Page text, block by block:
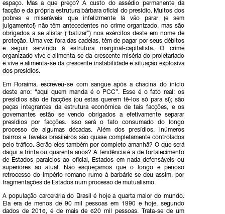
espaço. Mas a que preço? A custo do assédio permanente da
facção e da própria estrutura bárbara oficial do presídio. Muitos dos
pobres e miseráveis que infelizmente lá vão parar (e sem
julgamento!) não têm antecedentes no crime organizado, mas são
obrigados a se alistar (“batizar”) nos exércitos deste em nome de
proteção. Uma vez fora das cadeias, têm de pagar por seus débitos
e seguir servindo à estrutura marginal-capitalista. O crime
organizado vive e alimenta-se da crescente miséria do proletariado
e vive e alimenta-se da crescente instabilidade e situação explosiva
dos presídios.
Em Roraima, escreveu-se com sangue após a chacina do início
deste ano: “aqui quem manda é o PCC”. Esse é o fato real: os
presídios são de facções (ou estas querem tê-los só para si); são
peças integrantes da estrutura econômica de tais facções, e os
governantes estão se vendo obrigados a efetivamente separar
presídios por facções. Isso será o fato consumado do longo
processo de algumas décadas. Além dos presídios, inúmeros
bairros e favelas brasileiros são quase completamente controlados
pelo tráfico. Serão eles também por completo amanhã? O que será
daqui a trinta ou quarenta anos? A tendência é a de fortalecimento
de Estados paralelos ao oficial, Estados em nada defensáveis ou
superiores ao atual. Não esqueçamos que o longo e penoso
retrocesso do império romano rumo à barbárie se deu assim, por
fragmentações de Estados num processo de mutualismo.
A população carcerária do Brasil é hoje a quarta maior do mundo.
Ela era de menos de 90 mil pessoas em 1990 e hoje, segundo
dados de 2016, é de mais de 620 mil pessoas. Trata-se de um